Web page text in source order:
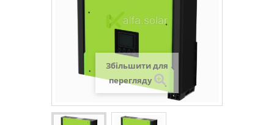
Збільшити для
перегляду